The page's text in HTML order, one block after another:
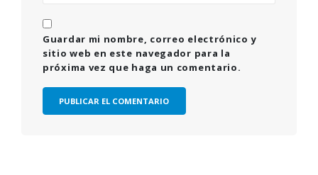
Guardar mi nombre, correo electrónico y
sitio web en este navegador para la
próxima vez que haga un comentario.